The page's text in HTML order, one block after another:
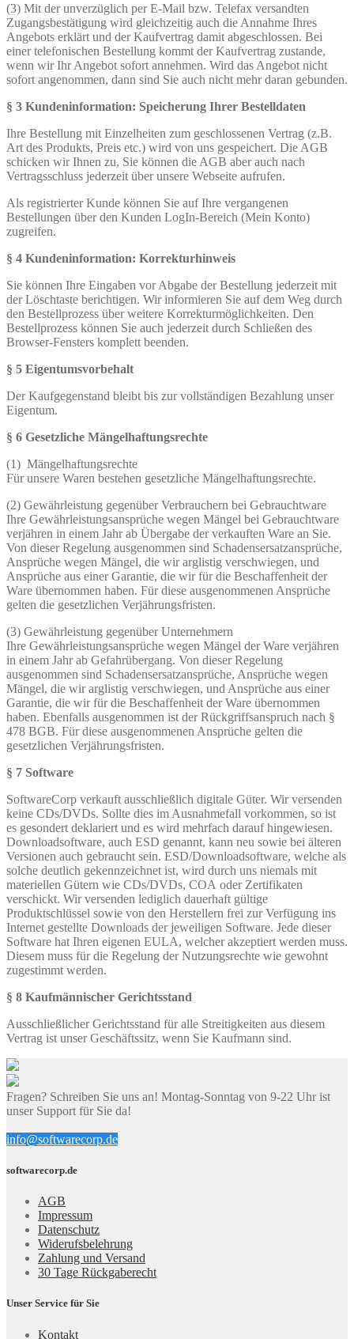
(3) Mit der unverzüglich per E-Mail bzw. Telefax versandten
Zugangsbestätigung wird gleichzeitig auch die Annahme Ihres
Angebots erklärt und der Kaufvertrag damit abgeschlossen. Bei
einer telefonischen Bestellung kommt der Kaufvertrag zustande,
wenn wir Ihr Angebot sofort annehmen. Wird das Angebot nicht
sofort angenommen, dann sind Sie auch nicht mehr daran gebunden.
§ 3 Kundeninformation: Speicherung Ihrer Bestelldaten
Ihre Bestellung mit Einzelheiten zum geschlossenen Vertrag (z.B.
Art des Produkts, Preis etc.) wird von uns gespeichert. Die AGB
schicken wir Ihnen zu, Sie können die AGB aber auch nach
Vertragsschluss jederzeit über unsere Webseite aufrufen.
Als registrierter Kunde können Sie auf Ihre vergangenen
Bestellungen über den Kunden LogIn-Bereich (Mein Konto)
zugreifen.
§ 4 Kundeninformation: Korrekturhinweis
Sie können Ihre Eingaben vor Abgabe der Bestellung jederzeit mit
der Löschtaste berichtigen. Wir informieren Sie auf dem Weg durch
den Bestellprozess über weitere Korrekturmöglichkeiten. Den
Bestellprozess können Sie auch jederzeit durch Schließen des
Browser-Fensters komplett beenden.
§ 5 Eigentumsvorbehalt
Der Kaufgegenstand bleibt bis zur vollständigen Bezahlung unser
Eigentum.
§ 6 Gesetzliche Mängelhaftungsrechte
(1) Mängelhaftungsrechte
Für unsere Waren bestehen gesetzliche Mängelhaftungsrechte.
(2) Gewährleistung gegenüber Verbrauchern bei Gebrauchtware
Ihre Gewährleistungsansprüche wegen Mängel bei Gebrauchtware
verjähren in einem Jahr ab Übergabe der verkauften Ware an Sie.
Von dieser Regelung ausgenommen sind Schadensersatzansprüche,
Ansprüche wegen Mängel, die wir arglistig verschwiegen, und
Ansprüche aus einer Garantie, die wir für die Beschaffenheit der
Ware übernommen haben. Für diese ausgenommenen Ansprüche
gelten die gesetzlichen Verjährungsfristen.
(3) Gewährleistung gegenüber Unternehmern
Ihre Gewährleistungsansprüche wegen Mängel der Ware verjähren
in einem Jahr ab Gefahrübergang. Von dieser Regelung
ausgenommen sind Schadensersatzansprüche, Ansprüche wegen
Mängel, die wir arglistig verschwiegen, und Ansprüche aus einer
Garantie, die wir für die Beschaffenheit der Ware übernommen
haben. Ebenfalls ausgenommen ist der Rückgriffsanspruch nach §
478 BGB. Für diese ausgenommenen Ansprüche gelten die
gesetzlichen Verjährungsfristen.
§ 7 Software
SoftwareCorp verkauft ausschließlich digitale Güter. Wir versenden
keine CDs/DVDs. Sollte dies im Ausnahmefall vorkommen, so ist
es gesondert deklariert und es wird mehrfach darauf hingewiesen.
Downloadsoftware, auch ESD genannt, kann neu sowie bei älteren
Versionen auch gebraucht sein. ESD/Downloadsoftware, welche als
solche deutlich gekennzeichnet ist, wird durch uns niemals mit
materiellen Gütern wie CDs/DVDs, COA oder Zertifikaten
verschickt. Wir versenden lediglich dauerhaft gültige
Produktschlüssel sowie von den Herstellern frei zur Verfügung ins
Internet gestellte Downloads der jeweiligen Software. Jede dieser
Software hat Ihren eigenen EULA, welcher akzeptiert werden muss.
Diesem muss für die Regelung der Nutzungsrechte wie gewohnt
zugestimmt werden.
§ 8 Kaufmännischer Gerichtsstand
Ausschließlicher Gerichtsstand für alle Streitigkeiten aus diesem
Vertrag ist unser Geschäftssitz, wenn Sie Kaufmann sind.
Fragen? Schreiben Sie uns an! Montag-Sonntag von 9-22 Uhr ist
unser Support für Sie da!
info@softwarecorp.de
softwarecorp.de
AGB
Impressum
Datenschutz
Widerufsbelehrung
Zahlung und Versand
30 Tage Rückgaberecht
Unser Service für Sie
Kontakt